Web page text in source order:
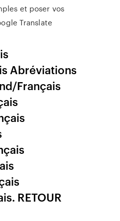
et poser vos
Translate
Abréviations
Français
RETOUR